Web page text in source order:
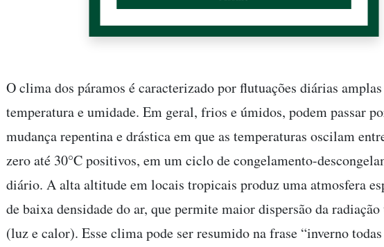
O clima dos páramos é caracterizado por flutuações diárias
temperatura e umidade. Em geral, frios e úmidos, podem passar
mudança repentina e drástica em que as temperaturas oscilam
zero até 30°C positivos, em um ciclo de congelamento-
diário. A alta altitude em locais tropicais produz uma atmosfera
de baixa densidade do ar, que permite maior dispersão da
(luz e calor). Esse clima pode ser resumido na frase “inverno